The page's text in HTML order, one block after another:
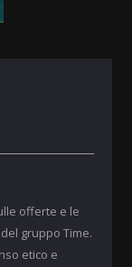
offerte e le
gruppo Time.
etico e